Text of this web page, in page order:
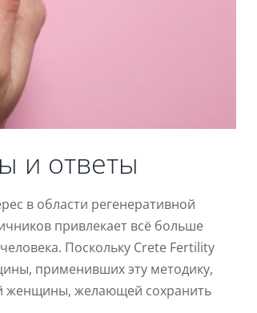
и ответы
в области регенеративной
привлекает всё больше
Поскольку Crete Fertility
применивших эту методику,
женщины, желающей сохранить